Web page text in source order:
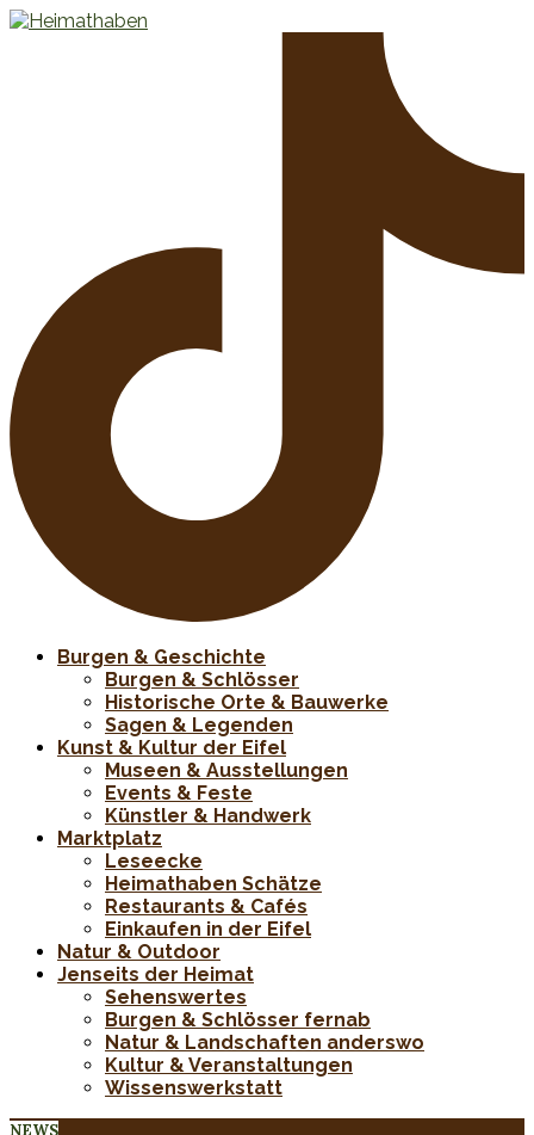
Burgen & Geschichte
Burgen & Schlösser
Historische Orte & Bauwerke
Sagen & Legenden
Kunst & Kultur der Eifel
Museen & Ausstellungen
Events & Feste
Künstler & Handwerk
Marktplatz
Leseecke
Heimathaben Schätze
Restaurants & Cafés
Einkaufen in der Eifel
Natur & Outdoor
Jenseits der Heimat
Sehenswertes
Burgen & Schlösser fernab
Natur & Landschaften anderswo
Kultur & Veranstaltungen
Wissenswerkstatt
NEWS